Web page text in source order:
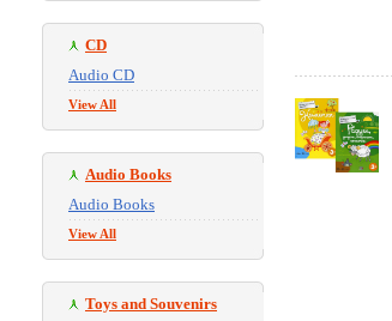
CD
Audio CD
View All
Audio Books
Audio Books
View All
Toys and Souvenirs